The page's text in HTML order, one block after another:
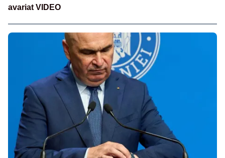
avariat VIDEO